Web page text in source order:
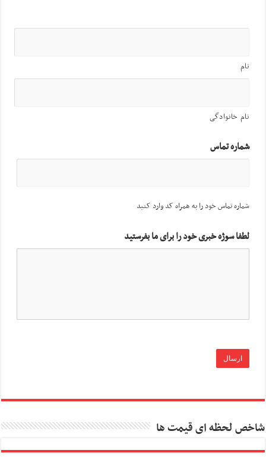
نام
نام خانوادگی
شماره تماس
شماره تماس خود را به همراه کد وارد کنید
لطفا سوژه خبری خود را برای ما بفرستید
شاخص لحظه ای قیمت ها